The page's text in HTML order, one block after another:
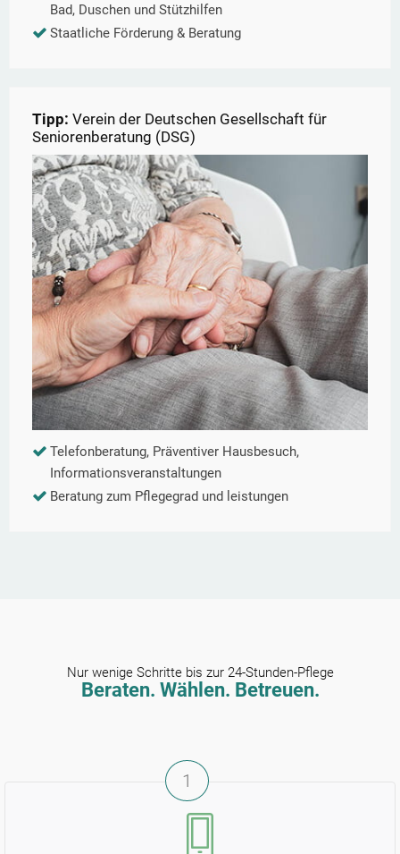
Bad, Duschen und Stützhilfen
Staatliche Förderung & Beratung
Tipp: Verein der Deutschen Gesellschaft für
Seniorenberatung (DSG)
Telefonberatung, Präventiver Hausbesuch,
Informationsveranstaltungen
Beratung zum Pflegegrad und leistungen
Nur wenige Schritte bis zur 24-Stunden-Pflege
Beraten. Wählen. Betreuen.
1